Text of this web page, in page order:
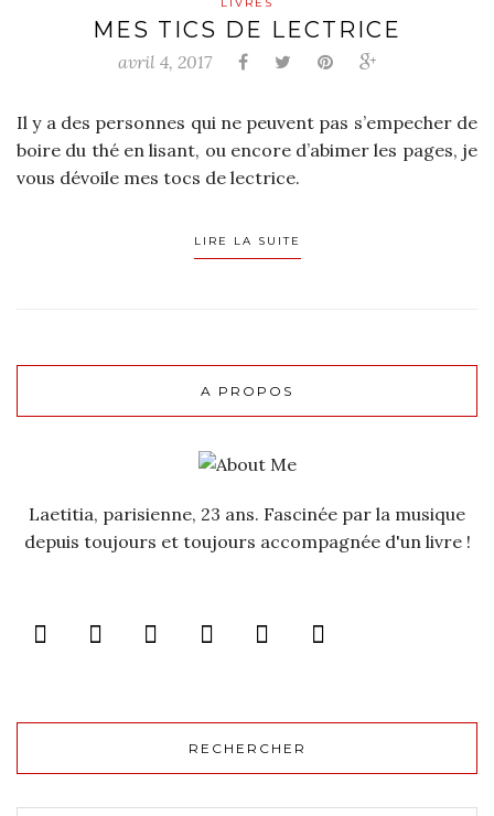
MES TICS DE LECTRICE
avril 4, 2017
Il y a des personnes qui ne peuvent pas s’empecher de
boire du thé en lisant, ou encore d’abimer les pages, je
vous dévoile mes tocs de lectrice.
LIRE LA SUITE
A PROPOS
Laetitia, parisienne, 23 ans. Fascinée par la musique
depuis toujours et toujours accompagnée d'un livre !
RECHERCHER